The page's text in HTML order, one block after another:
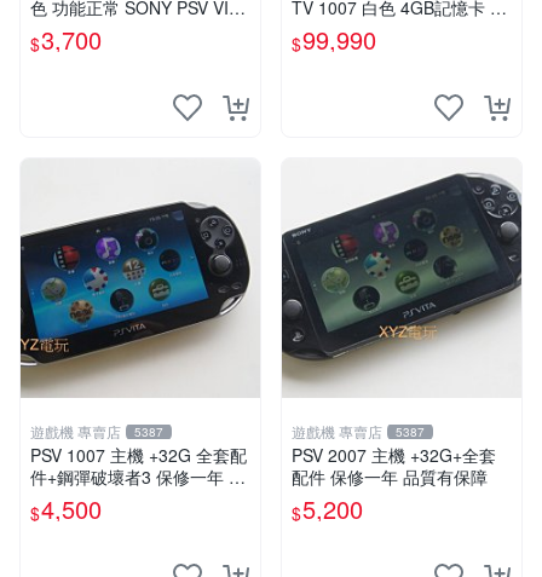
色 功能正常 SONY PSV VITA
主機 2000~3000型 二手功能
正常 賣3千5~4千也可用各式
$3,700
TV 1007 白色 4GB記憶卡 PS
3手把(白) 書盒完整 【台中恐
龍電玩】
$99,990
遊戲機 專賣店 5387
PSV 1007 主機 +32G 全套配
件+鋼彈破壞者3 保修一年 品
質有保障 psvita
$4,500
遊戲機 專賣店 5387
PSV 2007 主機 +32G+全套
配件 保修一年 品質有保障
$5,200